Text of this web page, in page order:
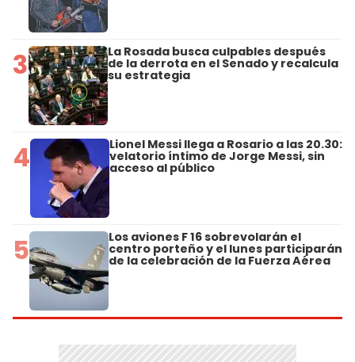
3 La Rosada busca culpables después
de la derrota en el Senado y recalcula
su estrategia
4 Lionel Messi llega a Rosario a las 20.30:
velatorio íntimo de Jorge Messi, sin
acceso al público
5 Los aviones F 16 sobrevolarán el
centro porteño y el lunes participarán
de la celebración de la Fuerza Aérea